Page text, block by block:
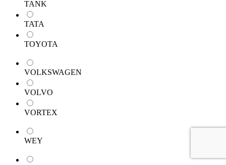
TANK
TATA
TOYOTA
VOLKSWAGEN
VOLVO
VORTEX
WEY